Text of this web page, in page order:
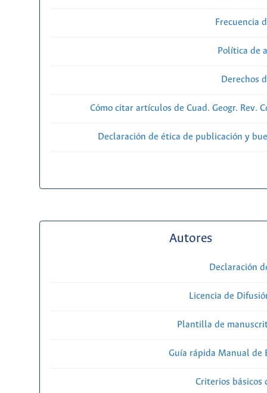
Frecuencia
Política de
Derechos
Cómo citar artículos de Cuad. Geogr. Rev.
Declaración de ética de publicación y
Autores
Declaración
Licencia de
Plantilla de
Guía rápida Manual de
Criterios básicos